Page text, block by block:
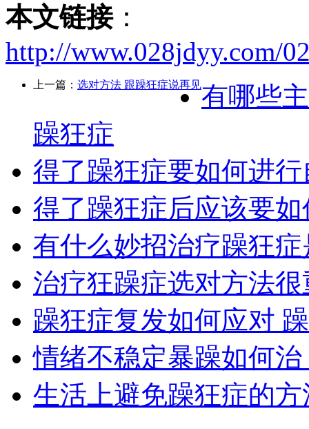
本文链接：
http://www.028jdyy.com/
上一篇： 选对方法 跟躁狂症说再见有哪些
躁狂症
得了躁狂症要如何进
得了躁狂症后应该要如
有什么妙招治疗躁狂
治疗狂躁症选对方法
躁狂症复发如何应对
情绪不稳定暴躁如何
生活上避免躁狂症的